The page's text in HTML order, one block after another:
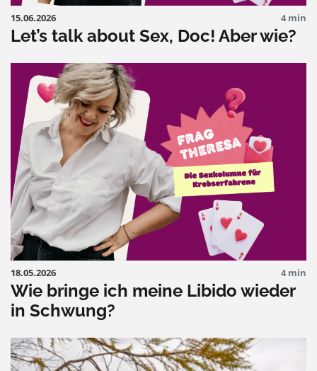
15.06.2026 4 min
Let’s talk about Sex, Doc! Aber wie?
18.05.2026 4 min
Wie bringe ich meine Libido wieder
in Schwung?